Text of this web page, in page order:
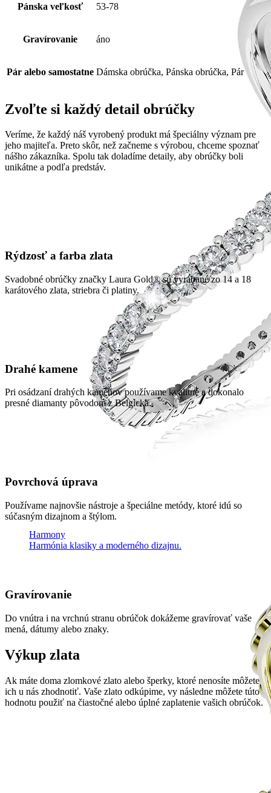
Harmony
Harmónia klasiky a moderného dizajnu.
Pánska veľkosť 53-78
Gravírovanie áno
Pár alebo samostatne Dámska obrúčka, Pánska obrúčka, Pár
Zvoľte si každý detail obrúčky
Veríme, že každý náš vyrobený produkt má špeciálny význam pre
jeho majiteľa. Preto skôr, než začneme s výrobou, chceme spoznať
nášho zákazníka. Spolu tak doladíme detaily, aby obrúčky boli
unikátne a podľa predstáv.
Rýdzosť a farba zlata
Svadobné obrúčky značky Laura Gold® sú vyrábané zo 14 a 18
karátového zlata, striebra či platiny.
Drahé kamene
Pri osádzaní drahých kameňov používame kvalitné a dokonalo
presné diamanty pôvodom z Belgicka.
Povrchová úprava
Používame najnovšie nástroje a špeciálne metódy, ktoré idú so
súčasným dizajnom a štýlom.
Gravírovanie
Do vnútra i na vrchnú stranu obrúčok dokážeme gravírovať vaše
mená, dátumy alebo znaky.
Výkup zlata
Ak máte doma zlomkové zlato alebo šperky, ktoré nenosíte môžete
ich u nás zhodnotiť. Vaše zlato odkúpime, vy následne môžete túto
hodnotu použiť na čiastočné alebo úplné zaplatenie vašich obrúčok.